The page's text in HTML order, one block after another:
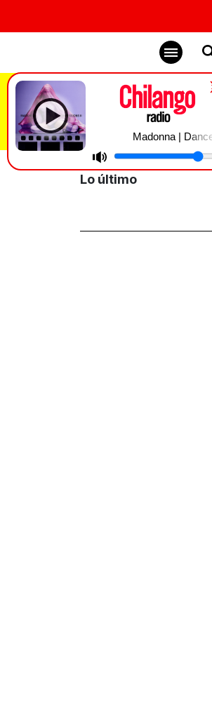
Madonna |
Exposición
Lo último